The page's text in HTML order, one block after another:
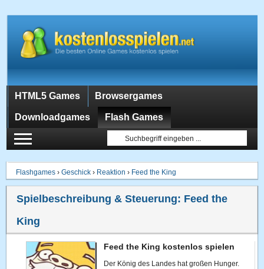
HTML5 Games Browsergames
Downloadgames Flash Games
Flashgames ›Geschick › Reaktion › Feed the King
Spielbeschreibung & Steuerung: Feed the
King
Feed the King kostenlos spielen
Der König des Landes hat großen Hunger.